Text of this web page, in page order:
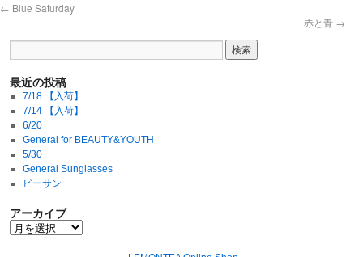
← Blue Saturday
赤と青 →
最近の投稿
7/18 【入荷】
7/14 【入荷】
6/20
General for BEAUTY&YOUTH
5/30
General Sunglasses
ビーサン
アーカイブ